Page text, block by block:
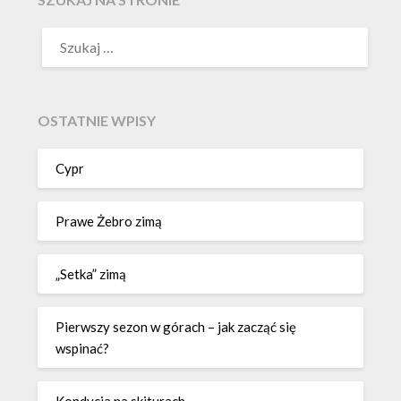
OSTATNIE WPISY
Cypr
Prawe Żebro zimą
„Setka” zimą
Pierwszy sezon w górach – jak zacząć się
wspinać?